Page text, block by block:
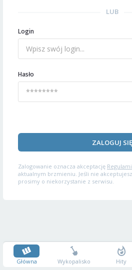
LUB
Login
Hasło
ZALOGUJ SIĘ
Zalogowanie oznacza akceptację
aktualnym brzmieniu. Jeśli nie
prosimy o niekorzystanie z serwisu.
Główna Wykopalisko Hity